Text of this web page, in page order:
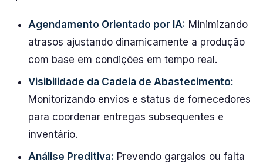
Agendamento Orientado por IA: Minimizando
atrasos ajustando dinamicamente a produção
com base em condições em tempo real.
Visibilidade da Cadeia de Abastecimento:
Monitorizando envios e status de fornecedores
para coordenar entregas subsequentes e
inventário.
Análise Preditiva: Prevendo gargalos ou falta